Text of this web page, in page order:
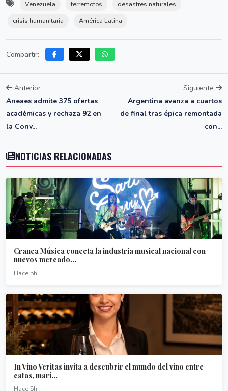
Venezuela terremotos
desastres naturales
crisis humanitaria
América Latina
Compartir:
Anterior
Aneaes admite 375 ofertas
académicas y rechaza 92 en
la Conv...
Siguiente
Argentina avanza a cuartos
de final tras épica remontada
con...
NOTICIAS RELACIONADAS
Cranea Música conecta la industria musical nacional con
nuevos mercado...
Hace 5h
In Vino Veritas invita a descubrir el mundo del vino entre
catas, mari...
Hace 5h